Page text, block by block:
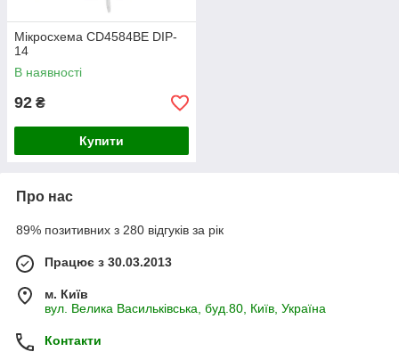
Мікросхема CD4584BE DIP-
14
В наявності
92 ₴
Купити
Про нас
89% позитивних з 280 відгуків за рік
Працює з 30.03.2013
м. Київ
вул. Велика Васильківська, буд.80, Київ, Україна
Контакти